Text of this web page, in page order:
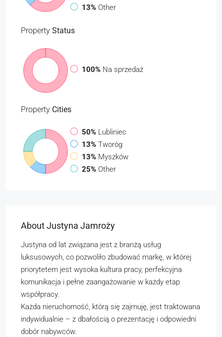
13% Other
Property Status
100% Na sprzedaż
Property Cities
50% Lubliniec
13% Tworóg
13% Myszków
25% Other
About Justyna Jamroży
Justyna od lat związana jest z branżą usług
luksusowych, co pozwoliło zbudować markę, w której
priorytetem jest wysoka kultura pracy, perfekcyjna
komunikacja i pełne zaangażowanie w każdy etap
współpracy.
Każda nieruchomość, którą się zajmuję, jest traktowana
indywidualnie – z dbałością o prezentację i odpowiedni
dobór nabywców.